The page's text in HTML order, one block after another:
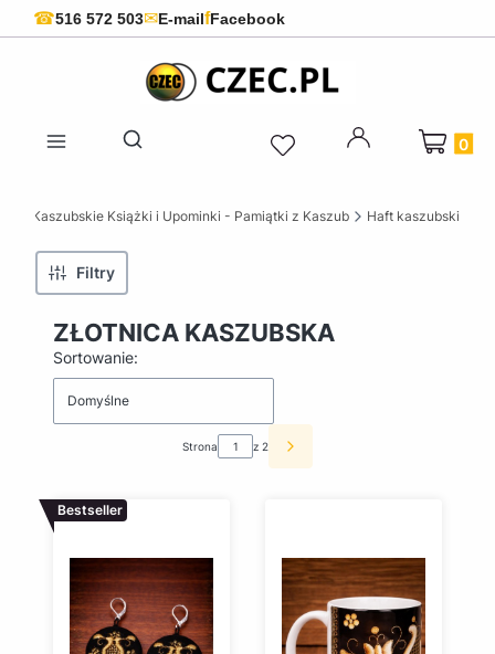
☎516 572 503✉E-mailfFacebook
Otwórz wyszukiwarkę
Produkty
Kaszubskie Książki i Upominki - Pamiątki z Kaszub Haft kaszubski
Filtry
ZŁOTNICA KASZUBSKA
Lista produktów
Sortowanie:
Domyślne
Strona z 2 Następne produkty
Bestseller